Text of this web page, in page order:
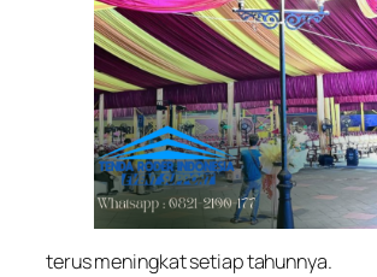
terus meningkat setiap tahunnya.